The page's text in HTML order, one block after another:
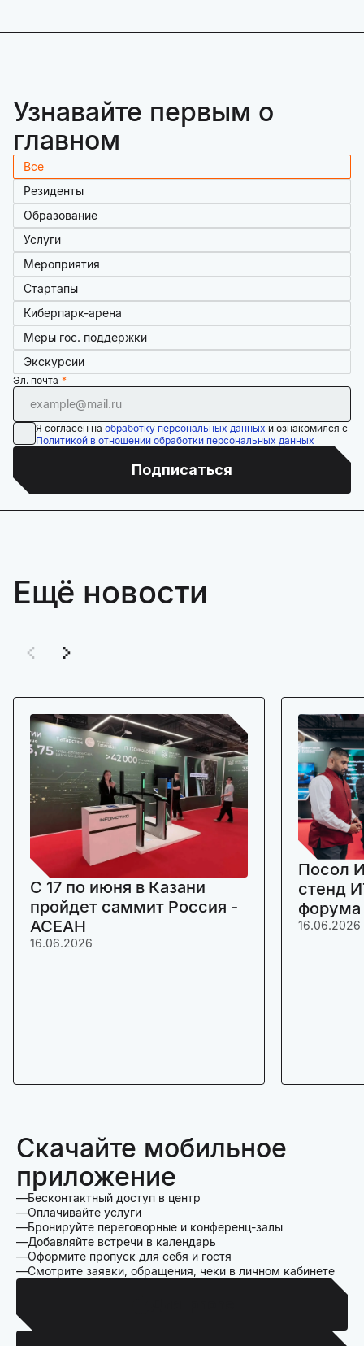
Узнавайте первым о
главном
Все
Резиденты
Образование
Услуги
Мероприятия
Стартапы
Киберпарк-арена
Меры гос. поддержки
Экскурсии
Эл. почта
Я согласен на обработку персональных данных и ознакомился с
Политикой в отношении обработки персональных данных
Подписаться
Ещё новости
C 17 по июня в Казани
пройдет саммит Россия -
АСЕАН
16.06.2026
Посол
стенд
16.06.2026
Скачайте мобильное
приложение
Бесконтактный доступ в центр
Оплачивайте услуги
Бронируйте переговорные и конференц-залы
Добавляйте встречи в календарь
Оформите пропуск для себя и гостя
Смотрите заявки, обращения, чеки в личном кабинете